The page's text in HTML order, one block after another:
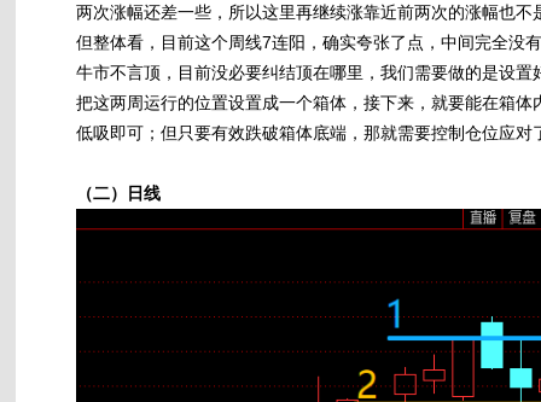
两次涨幅还差一些，所以这里再继续涨靠近前两次的涨幅也不
但整体看，目前这个周线7连阳，确实夸张了点，中间完全没
牛市不言顶，目前没必要纠结顶在哪里，我们需要做的是设
把这两周运行的位置设置成一个箱体，接下来，就要能在箱
低吸即可；但只要有效跌破箱体底端，那就需要控制仓位应
（二）日线